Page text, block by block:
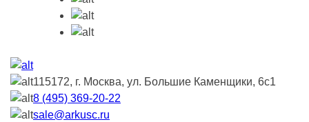
115172, г. Москва, ул. Большие Каменщики, 6с1
8 (495) 369-20-22
sale@arkusc.ru